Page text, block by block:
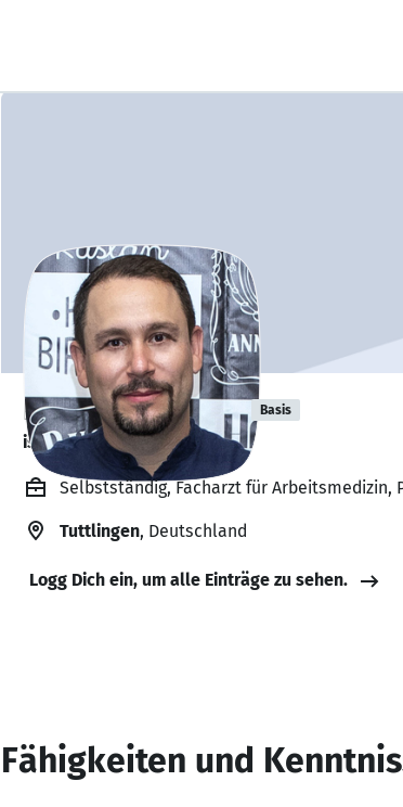
Ruslan Muntean Basis
ist offen für Projekte. 🔎
Selbstständig, Facharzt für Arbeitsmedizin,
Tuttlingen, Deutschland
Logg Dich ein, um alle Einträge zu sehen.
Fähigkeiten und